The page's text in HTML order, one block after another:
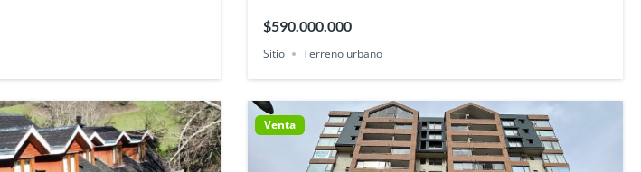
$590.000.000
Sitio Terreno urbano
Venta